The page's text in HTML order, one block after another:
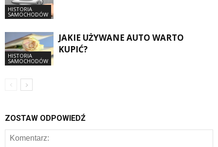
HISTORIA
SAMOCHODÓW
HISTORIA
SAMOCHODÓW
JAKIE UŻYWANE AUTO WARTO
KUPIĆ?
ZOSTAW ODPOWIEDŹ